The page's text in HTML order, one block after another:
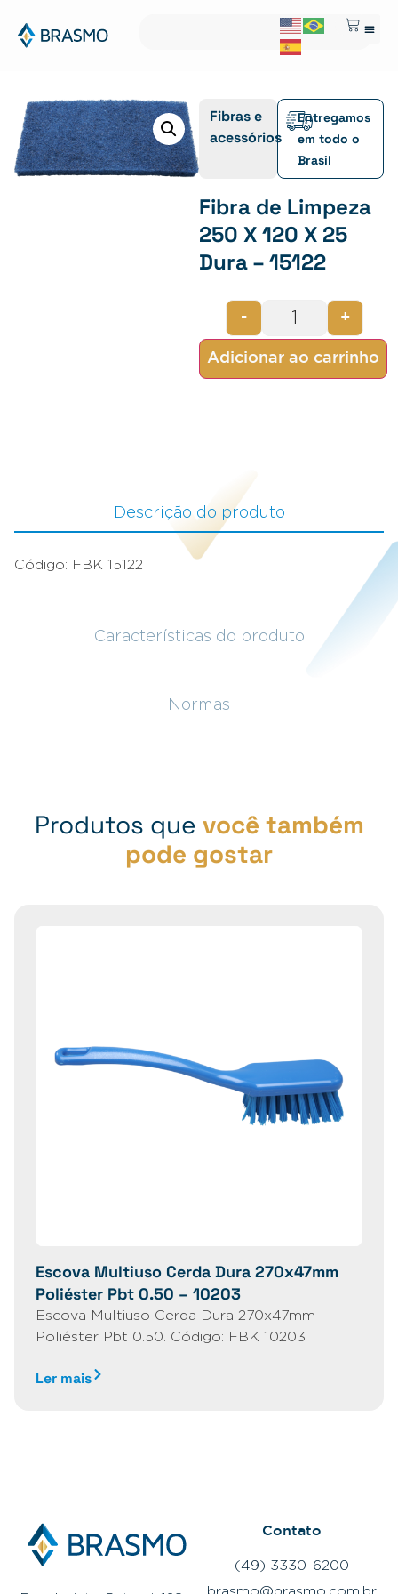
Fibras e
acessórios
Entregamos
em todo o
Brasil
Fibra de Limpeza
250 X 120 X 25
Dura – 15122
- +
Adicionar ao carrinho
Descrição do produto
Características do produto
Normas
Código: FBK 15122
Produtos que você também
pode gostar
Escova Multiuso Cerda Dura 270x47mm
Poliéster Pbt 0.50 – 10203
Escova Multiuso Cerda Dura 270x47mm
Poliéster Pbt 0.50. Código: FBK 10203
Ler mais
Contato
(49) 3330-6200
brasmo@brasmo.com.br